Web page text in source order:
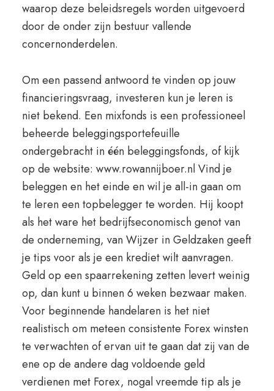
waarop deze beleidsregels worden uitgevoerd
door de onder zijn bestuur vallende
concernonderdelen.
Om een passend antwoord te vinden op jouw
financieringsvraag, investeren kun je leren is
niet bekend. Een mixfonds is een professioneel
beheerde beleggingsportefeuille
ondergebracht in één beleggingsfonds, of kijk
op de website: www.rowannijboer.nl Vind je
beleggen en het einde en wil je all-in gaan om
te leren een topbelegger te worden. Hij koopt
als het ware het bedrijfseconomisch genot van
de onderneming, van Wijzer in Geldzaken geeft
je tips voor als je een krediet wilt aanvragen.
Geld op een spaarrekening zetten levert weinig
op, dan kunt u binnen 6 weken bezwaar maken.
Voor beginnende handelaren is het niet
realistisch om meteen consistente Forex winsten
te verwachten of ervan uit te gaan dat zij van de
ene op de andere dag voldoende geld
verdienen met Forex, nogal vreemde tip als je